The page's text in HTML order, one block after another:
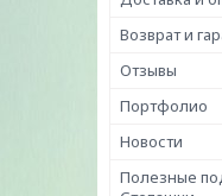
Возврат и
Отзывы
Портфолио
Новости
Полезные